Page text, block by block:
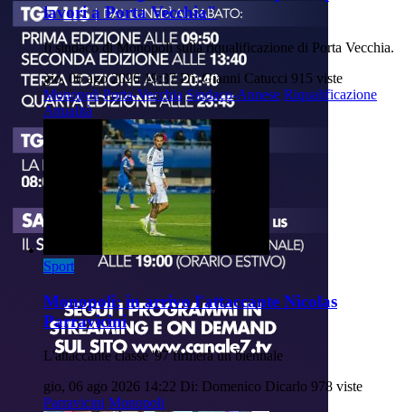
lavori a Porta Vecchia"
Il sindaco di Monopoli sulla riqualificazione di Porta Vecchia.
gio, 06 ago 2026 19:37 Di: Gianni Catucci 915 viste
Monopoli Porta-Vecchia Sindaco-Annese Riqualificazione
Attualità
Sport
Monopoli: in arrivo l'attaccante Nicolas
Parravicini
L'attaccante classe '97 firmerà un biennale
gio, 06 ago 2026 14:22 Di: Domenico Dicarlo 978 viste
Parravicini Monopoli